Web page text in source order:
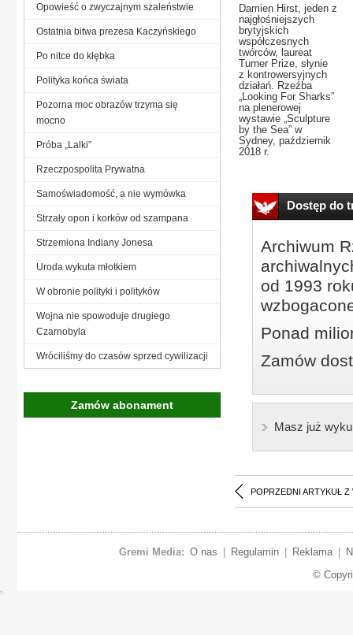
Damien Hirst, jeden z
najgłośniejszych
brytyjskich
współczesnych
twórców, laureat
Turner Prize, słynie
z kontrowersyjnych
działań. Rzeźba
„Looking For Sharks”
na plenerowej
wystawie „Sculpture
by the Sea” w
Sydney, październik
2018 r.
Dostęp do
Archiwum
od 1993
Ponad
Zamów
Masz już
POPRZEDNI ARTYKUŁ Z
Opowieść o zwyczajnym szaleństwie
Ostatnia bitwa prezesa Kaczyńskiego
Po nitce do kłębka
Polityka końca świata
Pozorna moc obrazów trzyma się
mocno
Próba „Lalki”
Rzeczpospolita Prywatna
Samoświadomość, a nie wymówka
Strzały opon i korków od szampana
Strzemiona Indiany Jonesa
Uroda wykuta młotkiem
W obronie polityki i polityków
Wojna nie spowoduje drugiego
Czarnobyla
Wróciliśmy do czasów sprzed cywilizacji
Zamów abonament
Gremi Media: O nas Regulamin Reklama
©